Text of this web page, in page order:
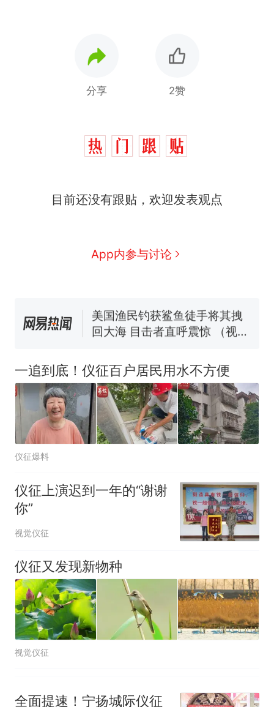
分享 2赞
目前还没有跟贴，欢迎发表观点
App内参与讨论
因老师一句“跟我回家”改写了
费大厨“全国小炒肉大王”称
号，仅凭视频评出？中国烹饪
140多朵
美国渔民钓获鲨鱼徒手将其拽
回大海 目击者直呼震惊 （视频
官方通报
热 那个在床头放菜刀的女孩，
因老师一句“跟我回家”改写了
人生
一追到底！仪征百户居民用水不方便
仪征爆料
仪征上演迟到一年的“谢谢
你”
视觉仪征
仪征又发现新物种
视觉仪征
全面提速！宁扬城际仪征